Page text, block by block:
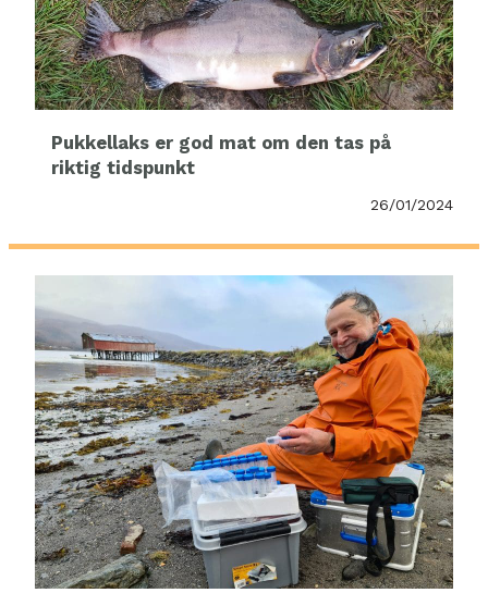
Pukkellaks er god mat om den tas på
riktig tidspunkt
26/01/2024